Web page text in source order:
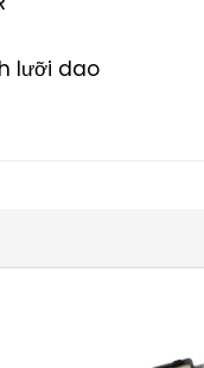
lưỡi dao